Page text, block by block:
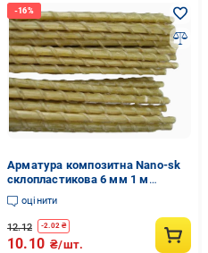
Арматура композитна Nano-sk
склопластикова 6 мм 1 м
(100650)
оцінити
12.12 -2.02 ₴
10.10 ₴/шт.